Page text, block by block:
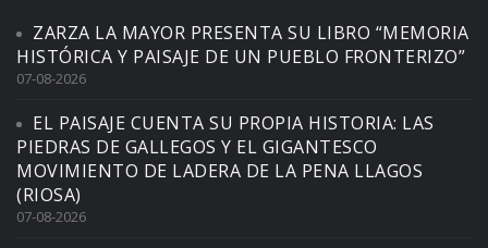
ZARZA LA MAYOR PRESENTA SU LIBRO “MEMORIA
HISTÓRICA Y PAISAJE DE UN PUEBLO FRONTERIZO”
07-08-2026
EL PAISAJE CUENTA SU PROPIA HISTORIA: LAS
PIEDRAS DE GALLEGOS Y EL GIGANTESCO
MOVIMIENTO DE LADERA DE LA PENA LLAGOS
(RIOSA)
07-08-2026